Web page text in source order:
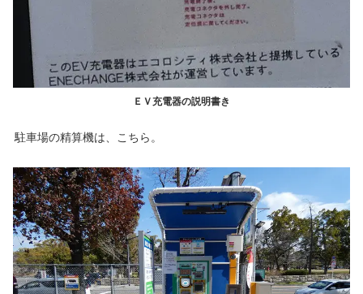
ＥＶ充電器の説明書き
駐車場の精算機は、こちら。